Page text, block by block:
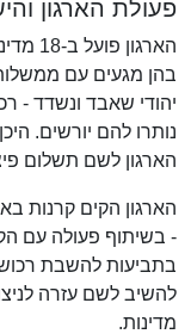
פעולת הארגון
בהן מגעים עם
יהודי שאבד ונשדד -
נותרו להם יורשים.
הארגון לשם תשלום
הארגון הקים קרנות
- בשיתוף פעולה עם
בתביעות להשבת
להשיב לשם עזרה
מדינות.